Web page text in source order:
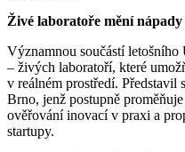
Živé laboratoře mění
Významnou součástí
– živých laboratoří, které
v reálném prostředí.
Brno, jenž postupně
ověřování inovací v praxi a
startupy.